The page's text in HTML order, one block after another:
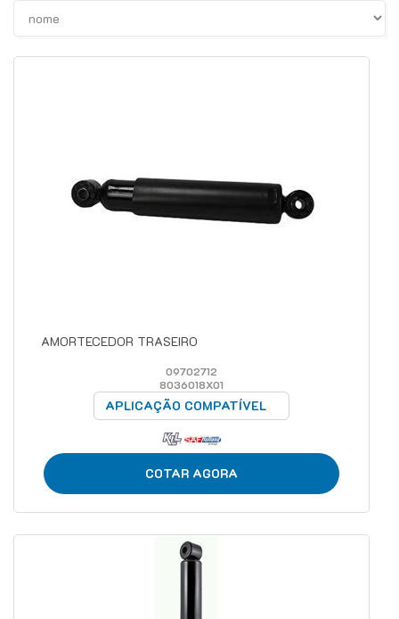
AMORTECEDOR TRASEIRO
09702712
8036018X01
APLICAÇÃO COMPATÍVEL
COTAR AGORA